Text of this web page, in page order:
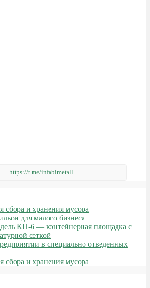
https://t.me/infabimetall
сбора и хранения мусора
для малого бизнеса
КП-6 — контейнерная площадка с
сеткой
в специально отведенных
сбора и хранения мусора